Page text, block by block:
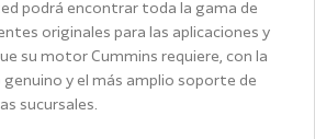
podrá encontrar toda la gama de
originales para las aplicaciones y
su motor Cummins requiere, con la
y el más amplio soporte de
sucursales.